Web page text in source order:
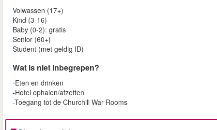
Volwassen (17+)
Kind (3-16)
Baby (0-2): gratis
Senior (60+)
Student (met geldig ID)
Wat is niet inbegrepen?
-Eten en drinken
-Hotel ophalen/afzetten
-Toegang tot de Churchill War Rooms